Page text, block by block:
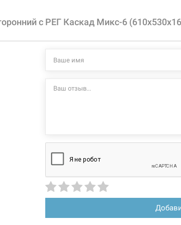
610 мм
стационарный
с РЕГ Каскад Микс-6